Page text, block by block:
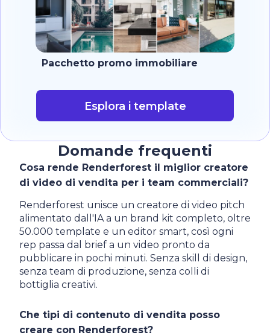
Pacchetto promo immobiliare
Esplora i template
Domande frequenti
Cosa rende Renderforest il miglior creatore
di video di vendita per i team commerciali?
Renderforest unisce un creatore di video pitch
alimentato dall'IA a un brand kit completo, oltre
50.000 template e un editor smart, così ogni
rep passa dal brief a un video pronto da
pubblicare in pochi minuti. Senza skill di design,
senza team di produzione, senza colli di
bottiglia creativi.
Che tipi di contenuto di vendita posso
creare con Renderforest?